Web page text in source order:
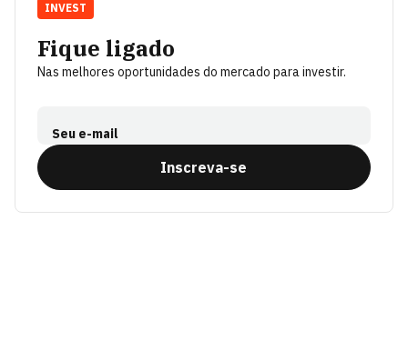
Fique ligado
Nas melhores oportunidades do mercado para investir.
Seu e-mail
Inscreva-se
INVEST